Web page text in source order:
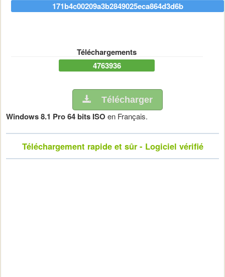
171b4c00209a3b2849025eca864d3d6b
Téléchargements
4763936
Télécharger
Windows 8.1 Pro 64 bits ISO en Français.
Téléchargement rapide et sûr - Logiciel vérifié